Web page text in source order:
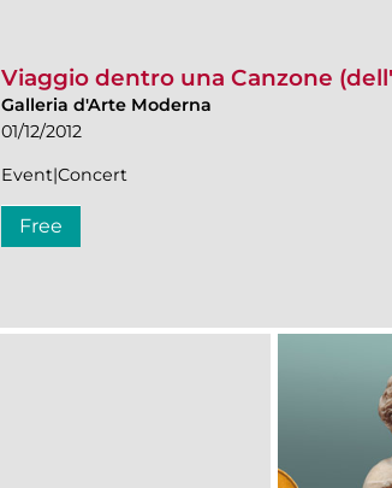
Viaggio dentro una Canzone
Galleria d'Arte Moderna
01/12/2012
Event|Concert
Free